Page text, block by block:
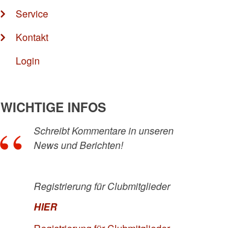
Service
Kontakt
Login
WICHTIGE INFOS
Schreibt Kommentare in unseren
News und Berichten!
Registrierung für Clubmitglieder
HIER